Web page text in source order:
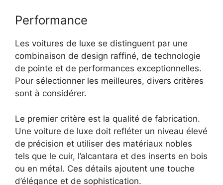
Performance
Les voitures de luxe se distinguent par une
combinaison de design raffiné, de technologie
de pointe et de performances exceptionnelles.
Pour sélectionner les meilleures, divers critères
sont à considérer.
Le premier critère est la qualité de fabrication.
Une voiture de luxe doit refléter un niveau élevé
de précision et utiliser des matériaux nobles
tels que le cuir, l’alcantara et des inserts en bois
ou en métal. Ces détails ajoutent une touche
d’élégance et de sophistication.